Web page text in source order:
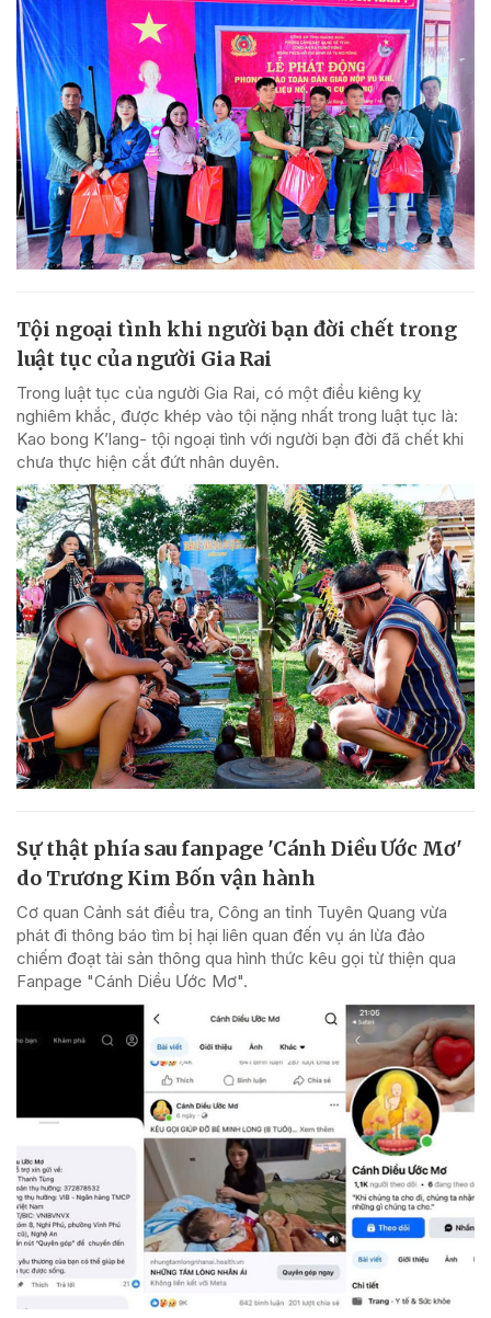
Tội ngoại tình khi người bạn đời chết trong
luật tục của người Gia Rai
Trong luật tục của người Gia Rai, có một điều kiêng kỵ
nghiêm khắc, được khép vào tội nặng nhất trong luật tục là:
Kao bong K’lang- tội ngoại tình với người bạn đời đã chết khi
chưa thực hiện cắt đứt nhân duyên.
Sự thật phía sau fanpage 'Cánh Diều Ước Mơ'
do Trương Kim Bốn vận hành
Cơ quan Cảnh sát điều tra, Công an tỉnh Tuyên Quang vừa
phát đi thông báo tìm bị hại liên quan đến vụ án lừa đảo
chiếm đoạt tài sản thông qua hình thức kêu gọi từ thiện qua
Fanpage "Cánh Diều Ước Mơ".